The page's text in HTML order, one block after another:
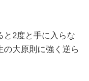
と2度と手に入らな
の大原則に強く逆ら